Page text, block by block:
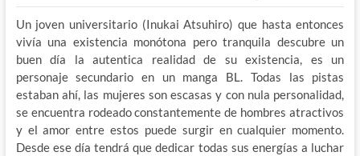
Un joven universitario (Inukai Atsuhiro) que hasta entonces
vivía una existencia monótona pero tranquila descubre un
buen día la autentica realidad de su existencia, es un
personaje secundario en un manga BL. Todas las pistas
estaban ahí, las mujeres son escasas y con nula personalidad,
se encuentra rodeado constantemente de hombres atractivos
y el amor entre estos puede surgir en cualquier momento.
Desde ese día tendrá que dedicar todas sus energías a luchar